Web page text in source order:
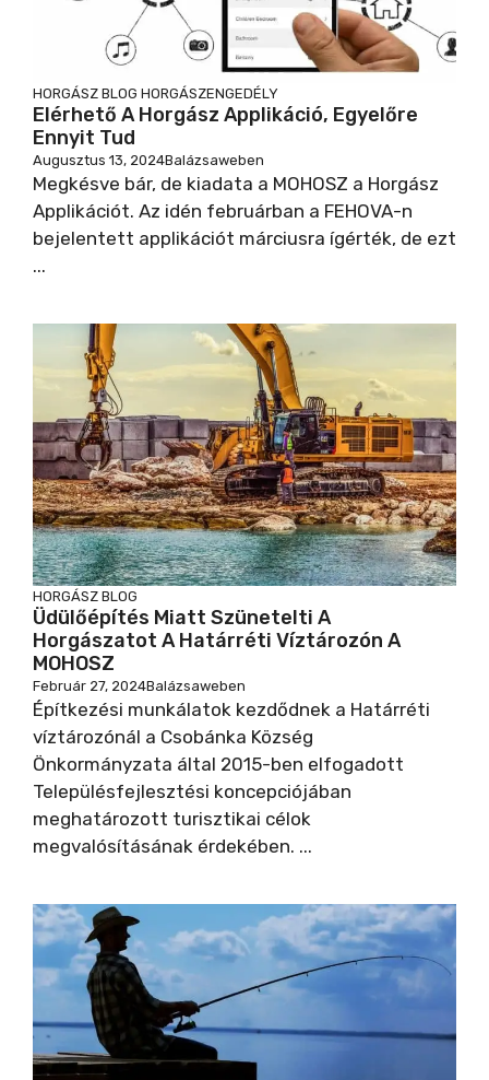
HORGÁSZ BLOG HORGÁSZENGEDÉLY
Elérhető A Horgász Applikáció, Egyelőre
Ennyit Tud
Augusztus 13, 2024Balázsaweben
Megkésve bár, de kiadata a MOHOSZ a Horgász
Applikációt. Az idén februárban a FEHOVA-n
bejelentett applikációt márciusra ígérték, de ezt
...
HORGÁSZ BLOG
Üdülőépítés Miatt Szünetelti A
Horgászatot A Határréti Víztározón A
MOHOSZ
Február 27, 2024Balázsaweben
Építkezési munkálatok kezdődnek a Határréti
víztározónál a Csobánka Község
Önkormányzata által 2015-ben elfogadott
Településfejlesztési koncepciójában
meghatározott turisztikai célok
megvalósításának érdekében. ...